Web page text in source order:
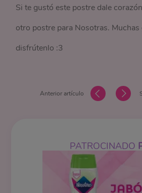
Si te gustó este postre dale
otro postre para Nosotras.
disfrútenlo :3
Anterior artículo
PATROCINADO